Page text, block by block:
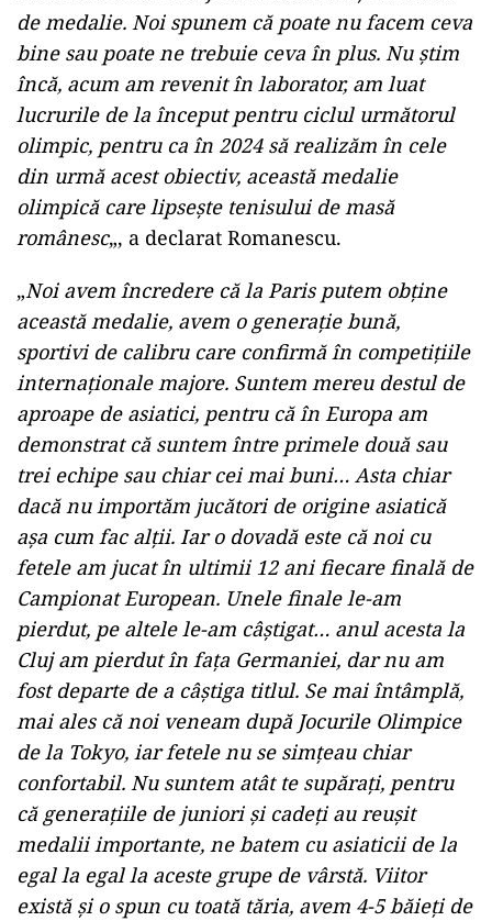
de medalie. Noi spunem că poate nu facem ceva
bine sau poate ne trebuie ceva în plus. Nu ştim
încă, acum am revenit în laborator, am luat
lucrurile de la început pentru ciclul următorul
olimpic, pentru ca în 2024 să realizăm în cele
din urmă acest obiectiv, această medalie
olimpică care lipseşte tenisului de masă
românesc„, a declarat Romanescu.
„Noi avem încredere că la Paris putem obţine
această medalie, avem o generaţie bună,
sportivi de calibru care confirmă în competiţiile
internaţionale majore. Suntem mereu destul de
aproape de asiatici, pentru că în Europa am
demonstrat că suntem între primele două sau
trei echipe sau chiar cei mai buni… Asta chiar
dacă nu importăm jucători de origine asiatică
aşa cum fac alţii. Iar o dovadă este că noi cu
fetele am jucat în ultimii 12 ani fiecare finală de
Campionat European. Unele finale le-am
pierdut, pe altele le-am câştigat… anul acesta la
Cluj am pierdut în faţa Germaniei, dar nu am
fost departe de a câştiga titlul. Se mai întâmplă,
mai ales că noi veneam după Jocurile Olimpice
de la Tokyo, iar fetele nu se simţeau chiar
confortabil. Nu suntem atât te supăraţi, pentru
că generaţiile de juniori şi cadeţi au reuşit
medalii importante, ne batem cu asiaticii de la
egal la egal la aceste grupe de vârstă. Viitor
există şi o spun cu toată tăria, avem 4-5 băieţi de